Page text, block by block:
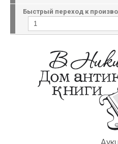
Быстрый переход к